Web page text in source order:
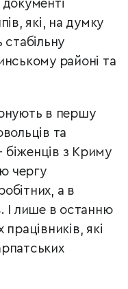
які, на думку
стабільну
районі та
в першу
та
біженців з Криму
чергу
а в
І лише в останню
які